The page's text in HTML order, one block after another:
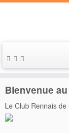
Passer
auAccueil » annonce
Bienvenue
Le Club Rennais